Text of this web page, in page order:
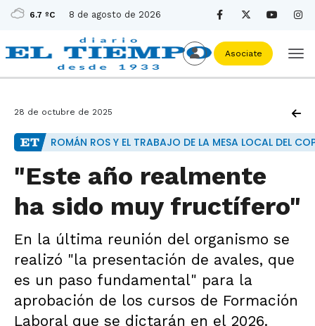
6.7 ºC 8 de agosto de 2026
Asociate
28 de octubre de 2025
ROMÁN ROS Y EL TRABAJO DE LA MESA LOCAL DEL
"Este año realmente
ha sido muy fructífero"
En la última reunión del organismo se
realizó "la presentación de avales, que
es un paso fundamental" para la
aprobación de los cursos de Formación
Laboral que se dictarán en el 2026.